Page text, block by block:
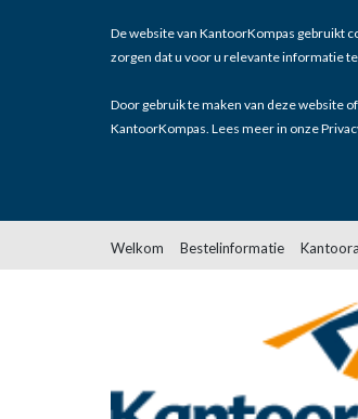
De website van KantoorKompas gebruikt
zorgen dat u voor u relevante informatie
Door gebruik te maken van deze website
KantoorKompas. Lees meer in onze
Welkom Bestelinformatie